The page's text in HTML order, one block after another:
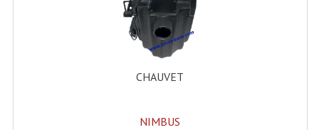
Packs Sono
Enceintes Amplifiées Actives
Retours De Scène
CHAUVET
NIMBUS